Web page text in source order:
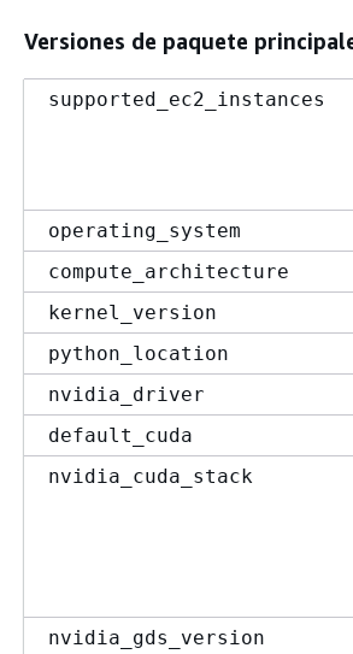
Versiones de paquete
supported_ec2_instances
operating_system
compute_architecture
kernel_version
python_location
nvidia_driver
default_cuda
nvidia_cuda_stack
nvidia_gds_version